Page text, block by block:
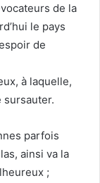
de la
le pays
de
à laquelle,
sursauter.
parfois
ainsi va la
;